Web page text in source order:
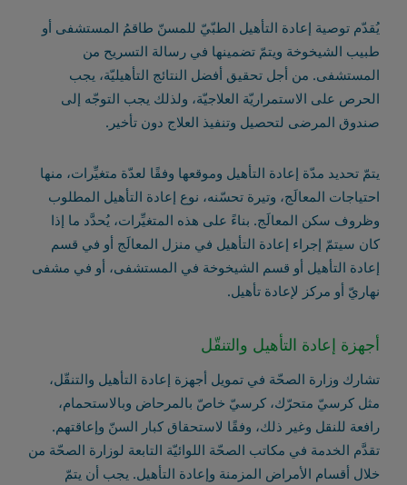
يُقدّم توصية إعادة التأهيل الطبّيّ للمسنّ طاقمُ المستشفى أو
طبيب الشيخوخة ويتمّ تضمينها في رسالة التسريح من
المستشفى. من أجل تحقيق أفضل النتائج التأهيليّة، يجب
الحرص على الاستمراريّة العلاجيّة، ولذلك يجب التوجّه إلى
صندوق المرضى لتحصيل وتنفيذ العلاج دون تأخير.
يتمّ تحديد مدّة إعادة التأهيل وموقعها وفقًا لعدّة متغيِّرات، منها
احتياجات المعالَج، وتيرة تحسّنه، نوع إعادة التأهيل المطلوب
وظروف سكن المعالَج. بناءً على هذه المتغيِّرات، يُحدَّد ما إذا
كان سيتمّ إجراء إعادة التأهيل في منزل المعالَج أو في قسم
إعادة التأهيل أو قسم الشيخوخة في المستشفى، أو في مشفى
نهاريّ أو مركز لإعادة تأهيل.
أجهزة إعادة التأهيل والتنقّل
تشارك وزارة الصحّة في تمويل أجهزة إعادة التأهيل والتنقّل،
مثل كرسيّ متحرّك، كرسيّ خاصّ بالمرحاض وبالاستحمام،
رافعة للنقل وغير ذلك، وفقًا لاستحقاق كبار السنّ وإعاقتهم.
تقدَّم الخدمة في مكاتب الصحّة اللوائيّة التابعة لوزارة الصحّة من
خلال أقسام الأمراض المزمنة وإعادة التأهيل. يجب أن يتمّ